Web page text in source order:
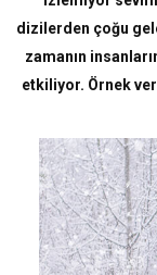
dizilerden çoğu
zamanın
etkiliyor. Örnek